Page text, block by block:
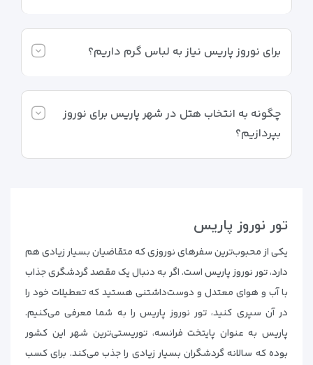
برای نوروز پاریس نیاز به لباس گرم داریم؟
چگونه به انتخاب هتل در شهر پاریس برای نوروز
بپردازیم؟
تور نوروز پاریس
یکی از محبوب‌ترین سفرهای نوروزی که متقاضیان بسیار زیادی هم
دارد، تور نوروز پاریس است. اگر به دنبال یک مقصد گردشگری جذاب
با آب و هوای معتدل و دوست‌داشتنی هستید که تعطیلات خود را
در آن سپری کنید، تور نوروز پاریس را به شما معرفی می‌کنیم.
پاریس به عنوان پایتخت فرانسه، توریستی‌ترین شهر این کشور
بوده که سالانه گردشگران بسیار زیادی را جذب می‌کند. برای کسب